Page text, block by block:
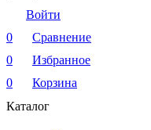
Войти
0
Сравнение
0
Избранное
0
Корзина
Каталог